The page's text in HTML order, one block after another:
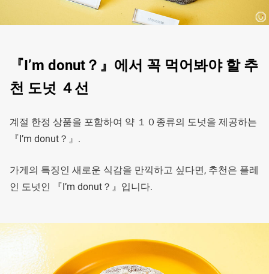
『I’m donut？』에서 꼭 먹어봐야 할 추
천 도넛 ４선
계절 한정 상품을 포함하여 약 １０종류의 도넛을 제공하는
『I’m donut？』.
가게의 특징인 새로운 식감을 만끽하고 싶다면, 추천은 플레
인 도넛인 『I’m donut？』입니다.